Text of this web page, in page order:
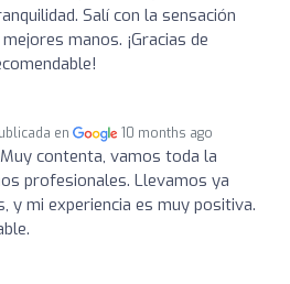
Salí con la sensación
manos. ¡Gracias de
en 10 months ago
Muy contenta, vamos toda la
profesionales. Llevamos ya
y mi experiencia es muy positiva.